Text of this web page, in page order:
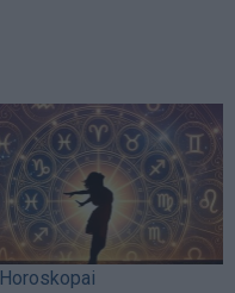
Horoskopai